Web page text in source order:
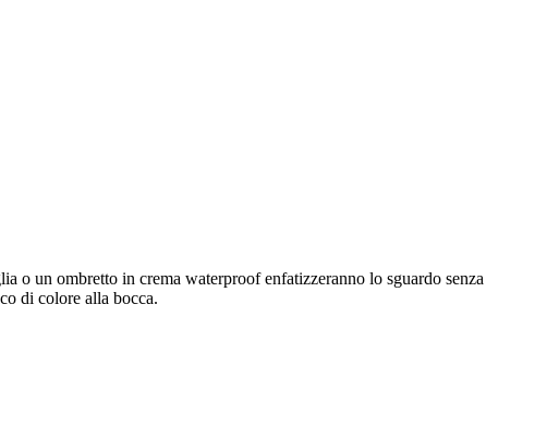
o un ombretto in crema waterproof enfatizzeranno lo sguardo senza
di colore alla bocca.